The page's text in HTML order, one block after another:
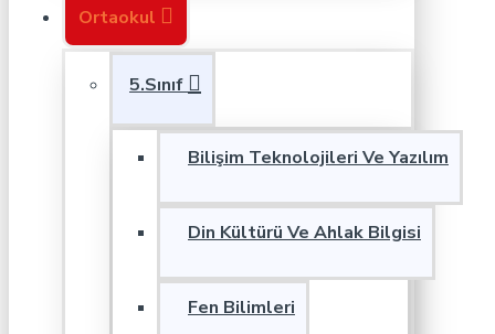
Ortaokul
5.Sınıf
Bilişim Teknolojileri Ve Yazılım
Din Kültürü Ve Ahlak Bilgisi
Fen Bilimleri